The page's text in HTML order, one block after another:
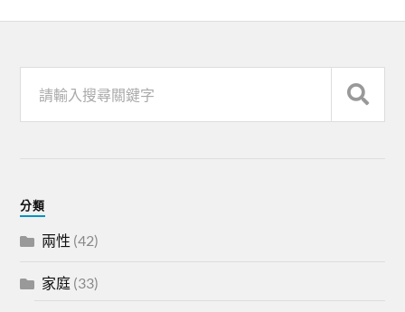
分類
兩性 (42)
家庭 (33)